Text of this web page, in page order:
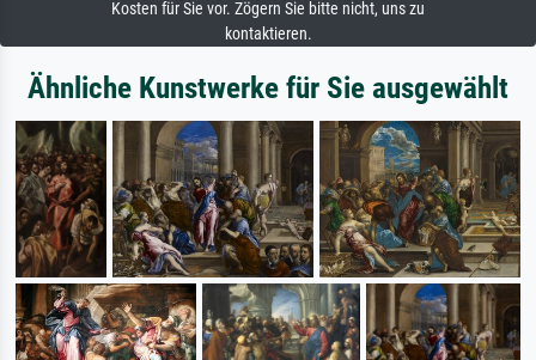
Kosten für Sie vor. Zögern Sie bitte nicht, uns zu
kontaktieren.
Ähnliche Kunstwerke für Sie ausgewählt